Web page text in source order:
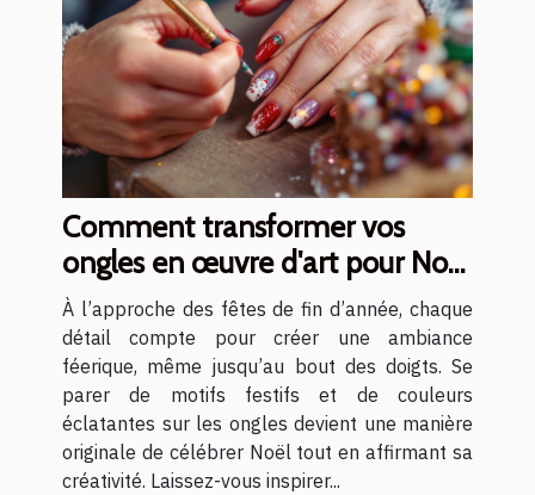
Comment transformer vos
ongles en œuvre d'art pour Noël
?
À l’approche des fêtes de fin d’année, chaque
détail compte pour créer une ambiance
féerique, même jusqu’au bout des doigts. Se
parer de motifs festifs et de couleurs
éclatantes sur les ongles devient une manière
originale de célébrer Noël tout en affirmant sa
créativité. Laissez-vous inspirer...